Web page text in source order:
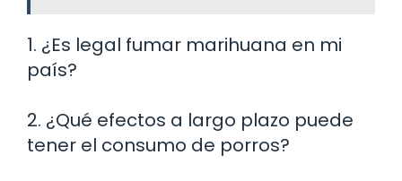
1. ¿Es legal fumar marihuana en mi
país?
2. ¿Qué efectos a largo plazo puede
tener el consumo de porros?